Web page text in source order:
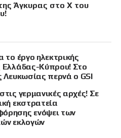
Άγκυρας στο X του
το έργο ηλεκτρικής
Ελλάδας-Κύπρου! Στο
Λευκωσίας περνά ο GSI
γερμανικές αρχές! Σε
εκστρατεία
ενόψει των
εκλογών